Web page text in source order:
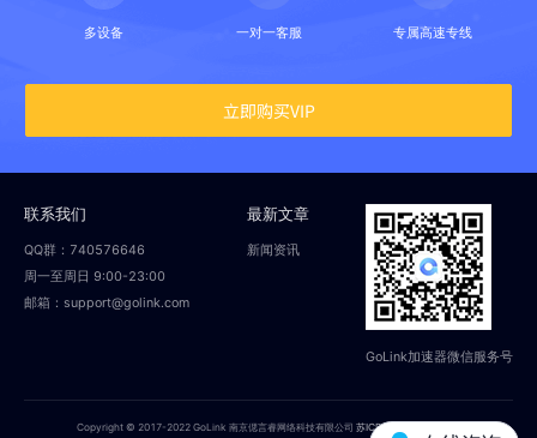
多设备 一对一客服 专属高速专线
立即购买VIP
联系我们
QQ群：740576646
周一至周日 9:00-23:00
邮箱：support@golink.com
最新文章
新闻资讯
GoLink加速器微信服务号
Copyright © 2017-2022 GoLink 南京偲言睿网络科技有限公司苏ICP备18014251号-2